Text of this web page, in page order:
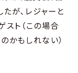
が、レジャーと
スト（この場合
かもしれない）